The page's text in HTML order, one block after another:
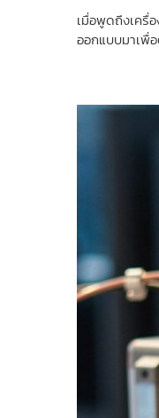
เมื่อพูดถึงเครื่
ออกแบบมาเพื่